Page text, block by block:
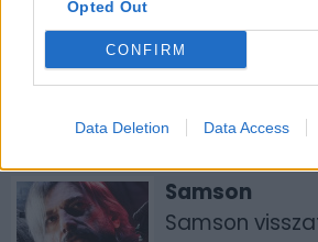
Opted Out
CONFIRM
Data Deletion Data Access
alkotása az
klasszikus
műfaj
Samson
Samson